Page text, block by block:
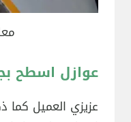
عوازل اسطح
عزيزي العميل كما